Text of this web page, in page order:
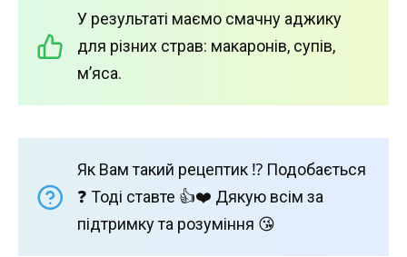
У результаті маємо смачну аджику
для різних страв: макаронів, супів,
м’яса.
Як Вам такий рецептик ⁉️ Подобається
❓ Тоді ставте 👍❤️ Дякую всім за
підтримку та розуміння 😘